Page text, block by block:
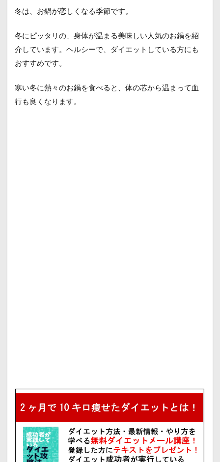
冬は、お鍋が恋しくなる季節です。
冬にピッタリの、身体が温まる美味しい人気のお鍋を紹
介しています。ヘルシーで、ダイエットしている方にも
おすすめです。
寒い冬に熱々のお鍋を食べると、体の芯から温まって血
行も良くなります。